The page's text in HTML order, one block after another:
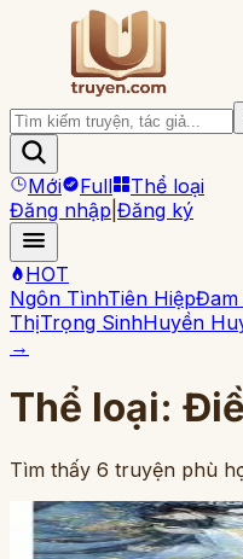
Mới Full
Thể loại
Đăng nhập Đăng ký
HOT
Ngôn TìnhTiên HiệpĐam
ThịTrọng SinhHuyền
→
Thể loại:
Tìm thấy 6 truyện phù
Full
ch